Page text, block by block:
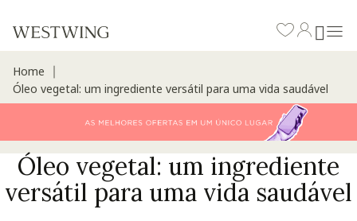
Home
Óleo vegetal: um ingrediente versátil para uma vida saudável
Óleo vegetal: um ingrediente
versátil para uma vida saudável